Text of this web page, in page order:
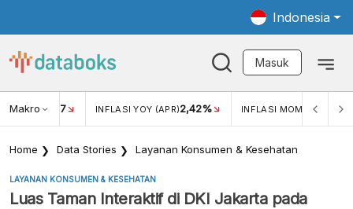
Indonesia
Masuk
Makro
USD/IDR 17 INFLASI YOY (APR)2,42% INFLASI MOM (MAR)
Home Data Stories Layanan Konsumen & Kesehatan
LAYANAN KONSUMEN & KESEHATAN
Luas Taman Interaktif di DKI Jakarta pada